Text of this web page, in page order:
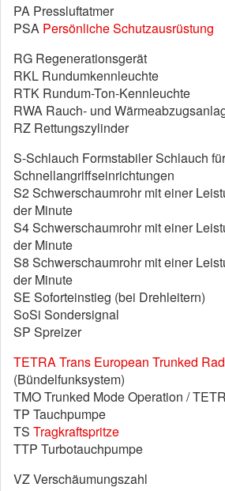
PA Pressluftatmer
PSA Persönliche Schutzausrüstung
RG Regenerationsgerät
RKL Rundumkennleuchte
RTK Rundum-Ton-Kennleuchte
RWA Rauch- und
RZ Rettungszylinder
S-Schlauch Formstabiler Schlauch für
Schnellangriffseinrichtungen
S2 Schwerschaumrohr mit einer
der Minute
S4 Schwerschaumrohr mit einer
der Minute
S8 Schwerschaumrohr mit einer
der Minute
SE Soforteinstieg (bei Drehleitern)
SoSi Sondersignal
SP Spreizer
TETRA Trans European Trunked
(Bündelfunksystem)
TMO Trunked Mode Operation /
TP Tauchpumpe
TS Tragkraftspritze
TTP Turbotauchpumpe
VZ Verschäumungszahl